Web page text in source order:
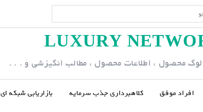
LUXURY
محصول ، اطلاعات محصول ، مطالب انگیزشی و . . .
افراد موفق کلاهبرداری جذب سرمایه بازاریابی شبکه ای